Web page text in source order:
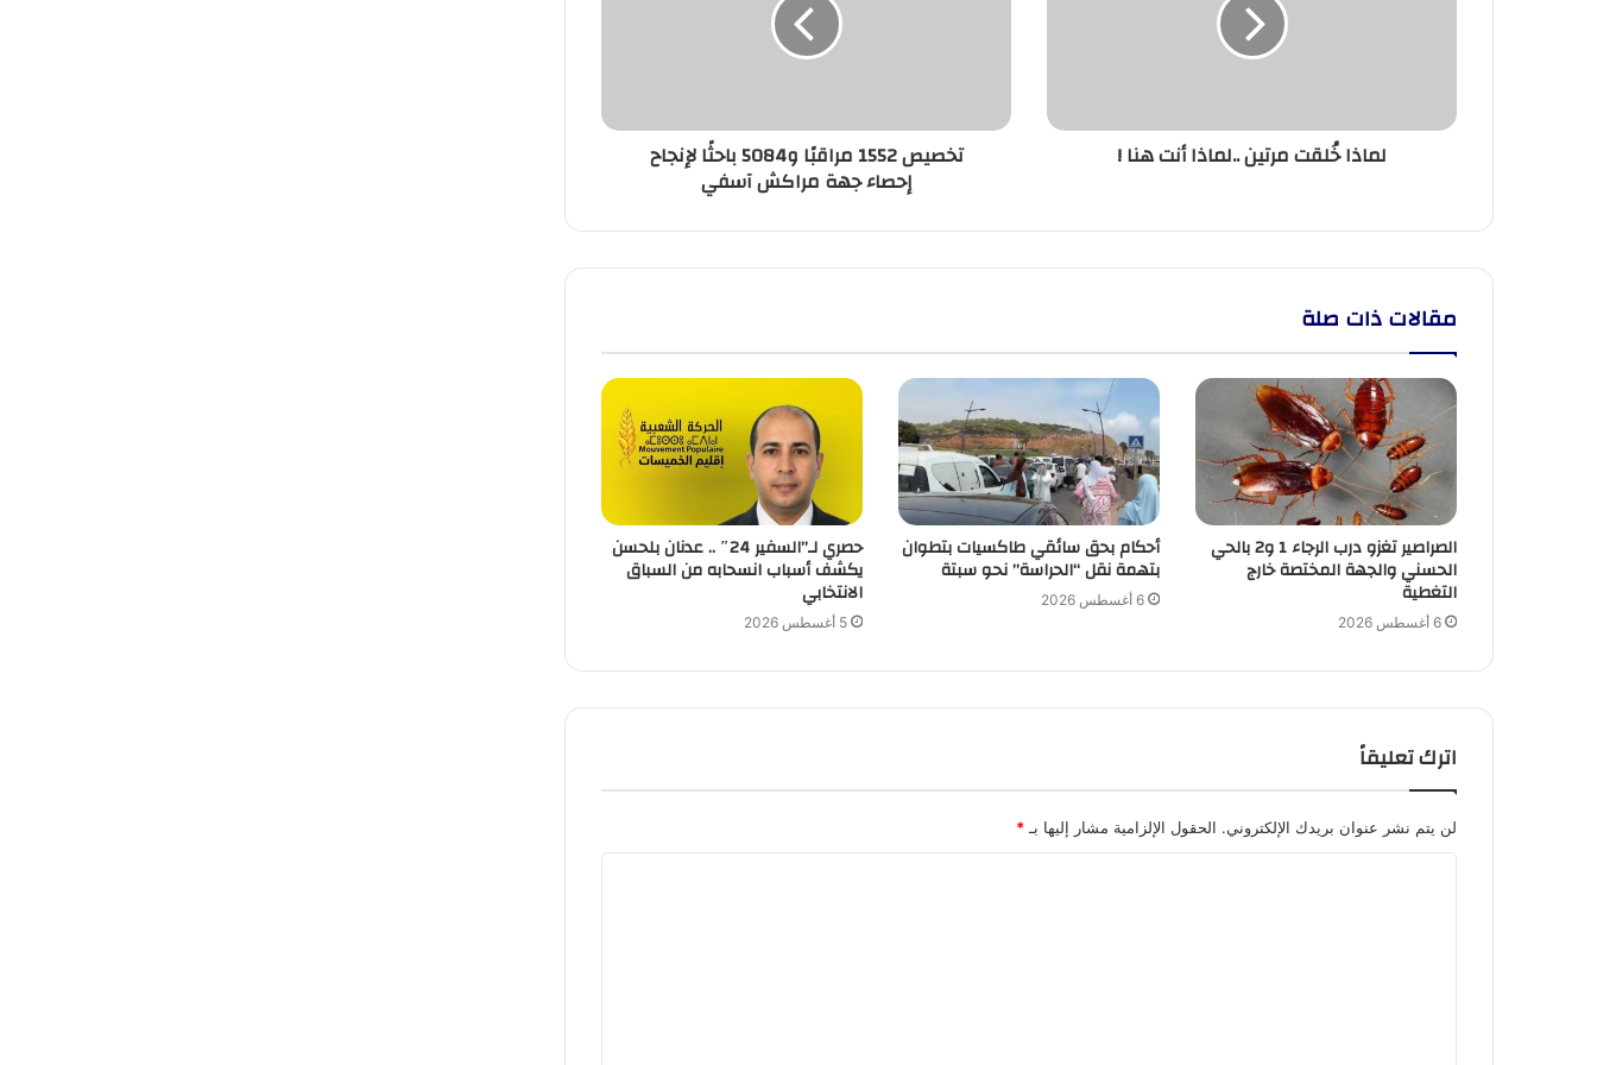
لماذا خُلقت مرتين ..لماذا أنت هنا !
مراكش
تخصيص 1552 مراقبًا و5084 باحثًا لإنجاح
إحصاء جهة مراكش آسفي
مقالات ذات صلة
الصراصير تغزو درب الرجاء 1 و2 بالحي
الحسني والجهة المختصة خارج
التغطية
6 أغسطس 2026
أحكام بحق سائقي طاكسيات بتطوان
بتهمة نقل “الحراسة” نحو سبتة
6 أغسطس 2026
حصري لـ”السفير 24″ .. عدنان بلحسن
يكشف أسباب انسحابه من السباق
الانتخابي
5 أغسطس 2026
اترك تعليقاً
لن يتم نشر عنوان بريدك الإلكتروني. الحقول الإلزامية مشار إليها بـ*